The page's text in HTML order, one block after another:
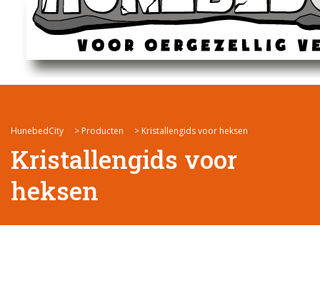
HunebedCity > Producten > Kristallengids voor heksen
Kristallengids voor
heksen